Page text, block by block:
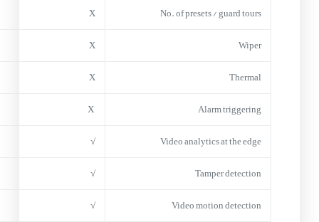
No. of presets / guard tours
X
Wiper
X
Thermal
X
Alarm triggering
X
Video analytics at the edge
√
Tamper detection
√
Video motion detection
√